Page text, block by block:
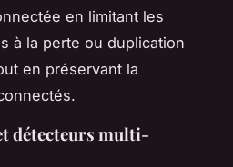
en limitant les
à la perte ou duplication
en préservant la
détecteurs multi-